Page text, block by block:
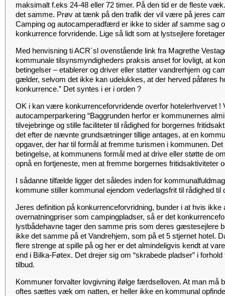
maksimalt f.eks 24-48 eller 72 timer. På den tid er de fleste
det samme. Prøv at tænk på den trafik der vil være på jeres
Camping og autocamperadfærd er ikke to sider af samme sag
konkurrence forvridende. Lige så lidt som at lystsejlere
Med henvisning ti ACR´sl ovenstående link fra Magrethe
kommunale tilsynsmyndigheders praksis anset for lovligt, at
betingelser – etablerer og driver eller støtter vandrerhjem og
gælder, selvom det ikke kan udelukkes, at der herved påføres
konkurrence.” Det syntes i er i orden ?
OK i kan være konkurrenceforvridende overfor hotelerhvervet !
autocamperparkering “Baggrunden herfor er kommunernes
tilvejebringe og stille faciliteter til rådighed for borgernes
det efter de nævnte grundsætninger tillige antages, at en
opgaver, der har til formål at fremme turismen i kommunen. Det
betingelse, at kommunens formål med at drive eller støtte de
opnå en fortjeneste, men at fremme borgernes fritidsaktiviteter
I sådanne tilfælde ligger det således inden for
kommune stiller kommunal ejendom vederlagsfrit til rådighed til
Jeres definition på konkurrenceforvridning, bunder i at hvis ikke
overnatningpriser som campingpladser, så er det
lystbådehavne tager den samme pris som deres gæstesejlere
ikke det samme på et Vandrehjem, som på et 5 stjernet hotel.
flere strenge at spille på og her er det almindeligvis kendt at
end i Bilka-Føtex. Det drejer sig om “skrabede pladser” i
tilbud.
Kommuner forvalter lovgivning ifølge færdselloven. At man må
oftes sættes væk om natten, er heller ikke en kommunal